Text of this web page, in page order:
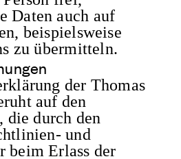
Daten auch auf
beispielsweise
zu übermitteln.
der Thomas
auf den
durch den
und
beim Erlass der